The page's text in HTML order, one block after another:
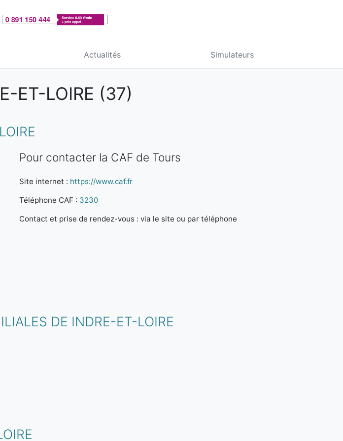
Actualités Simulateurs
ET-LOIRE (37)
Pour contacter la CAF de Tours
Site internet : https://www.caf.fr
Téléphone CAF : 3230
Contact et prise de rendez-vous : via le site ou par téléphone
DE INDRE-ET-LOIRE